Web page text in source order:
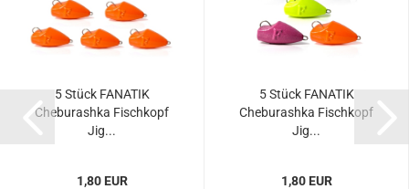
5 Stück FANATIK
Cheburashka Fischkopf
Jig...
1,80 EUR
5 Stück FANATIK
Cheburashka Fischkopf
Jig...
1,80 EUR